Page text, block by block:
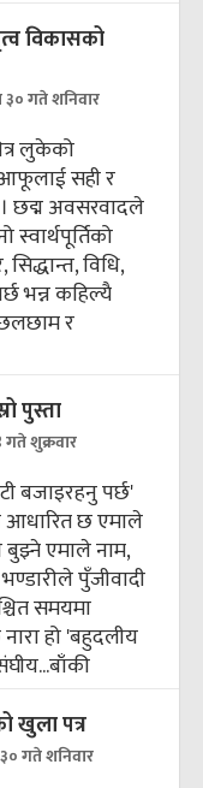
विकासको
गते शनिवार
लुकेको
सही र
छद्म अवसरवादले
विधि,
भन्न कहिल्यै
र
पुस्ता
शुक्रवार
बजाइरहनु पर्छ'
आधारित छ एमाले
बुझ्ने एमाले नाम,
पुँजीवादी
समयमा
हो 'बहुदलीय
बाँकी
खुला पत्र
गते शनिवार